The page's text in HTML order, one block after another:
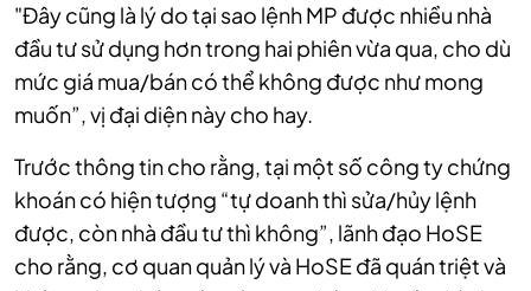
"Đây cũng là lý do tại sao lệnh MP được nhiều nhà
đầu tư sử dụng hơn trong hai phiên vừa qua, cho dù
mức giá mua/bán có thể không được như mong
muốn”, vị đại diện này cho hay.
Trước thông tin cho rằng, tại một số công ty chứng
khoán có hiện tượng “tự doanh thì sửa/hủy lệnh
được, còn nhà đầu tư thì không”, lãnh đạo HoSE
cho rằng, cơ quan quản lý và HoSE đã quán triệt và